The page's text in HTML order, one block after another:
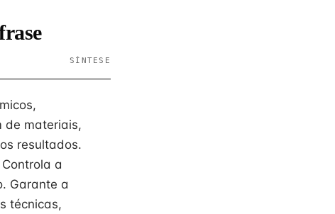
SÍNTESE
de materiais,
resultados.
a
Garante a
técnicas,